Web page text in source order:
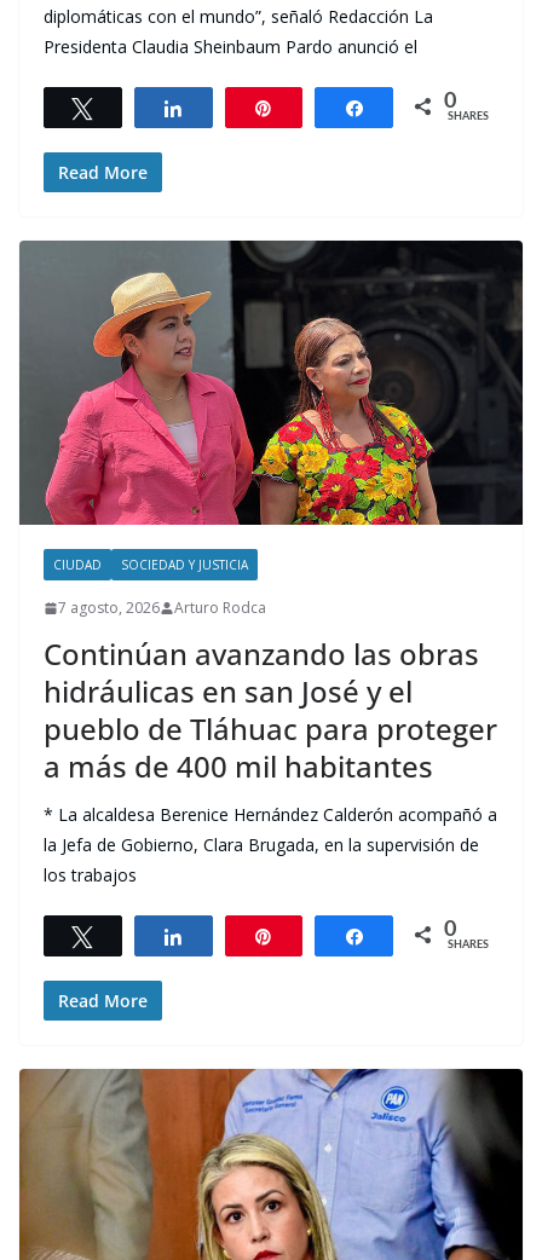
diplomáticas con el mundo”, señaló Redacción La
Presidenta Claudia Sheinbaum Pardo anunció el
Share 0
SHARES
Read More
CIUDAD SOCIEDAD Y JUSTICIA
7 agosto, 2026 Arturo Rodca
Continúan avanzando las obras
hidráulicas en san José y el
pueblo de Tláhuac para proteger
a más de 400 mil habitantes
* La alcaldesa Berenice Hernández Calderón acompañó a
la Jefa de Gobierno, Clara Brugada, en la supervisión de
los trabajos
Share 0
SHARES
Read More